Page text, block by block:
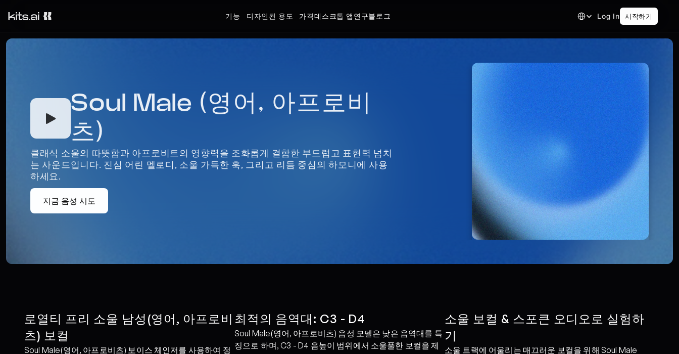
Soul Male (영어, 아프로비
츠)
클래식 소울의 따뜻함과 아프로비트의 영향력을 조화롭게 결합한 부드럽고 표현력 넘치
는 사운드입니다. 진심 어린 멜로디, 소울 가득한 훅, 그리고 리듬 중심의 하모니에 사용
하세요.
지금 음성 시도
로열티 프리 소울 남성(영어, 아프로비
츠) 보컬
Soul Male(영어, 아프로비츠) 보이스 체인저를 사용하여 정
최적의 음역대: C3 - D4
Soul Male(영어, 아프로비츠) 음성 모델은 낮은 음역대를 특
징으로 하며, C3 - D4 음높이 범위에서 소울풀한 보컬을 제
소울 보컬 & 스포큰 오디오로 실험하
기
소울 트랙에 어울리는 매끄러운 보컬을 위해 Soul Male
기능 디자인된 용도 가격데스크톱 앱 연구블로그 Log In 시작하기